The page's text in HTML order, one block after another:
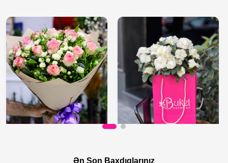
Qızılgül Harmoniyası Çantada Ağ Azalea
Ən Son Baxdıqlarınız